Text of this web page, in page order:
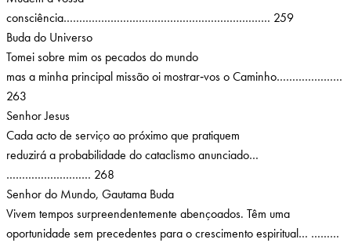
consciência………………………………………………………… 259
Buda do Universo
Tomei sobre mim os pecados do mundo
mas a minha principal missão oi mostrar‑vos o Caminho…………………
263
Senhor Jesus
Cada acto de serviço ao próximo que pratiquem
reduzirá a probabilidade do cataclismo anunciado…
……………………… 268
Senhor do Mundo, Gautama Buda
Vivem tempos surpreendentemente abençoados. Têm uma
oportunidade sem precedentes para o crescimento espiritual… ………